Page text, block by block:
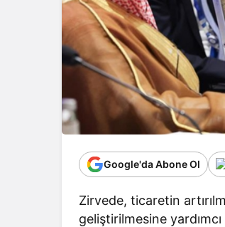
Google'da Abone Ol
Zirvede, ticaretin
geliştirilmesine